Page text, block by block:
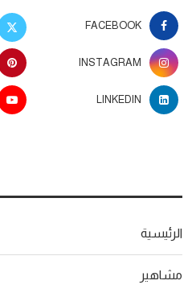
FACEBOOK
INSTAGRAM
LINKEDIN
الرئيسية
مشاهير